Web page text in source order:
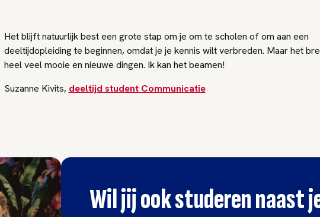
Het blijft natuurlijk best een grote stap om je om te scholen of om aan een
deeltijdopleiding te beginnen, omdat je je kennis wilt verbreden. Maar het
heel veel mooie en nieuwe dingen. Ik kan het beamen!
Suzanne Kivits, deeltijd student Communicatie
Wil jij ook studeren naast